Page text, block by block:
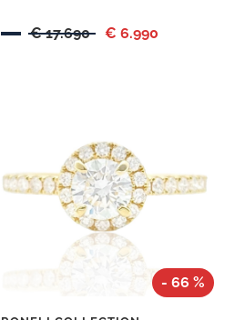
€ 17.690 € 6.990
- 66 %